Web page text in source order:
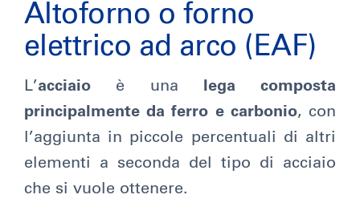
Altoforno o forno
elettrico ad arco (EAF)
L’acciaio è una
lega composta
principalmente da ferro e carbonio, con
l’aggiunta in piccole percentuali di altri
elementi a seconda del tipo di acciaio
che si vuole ottenere.